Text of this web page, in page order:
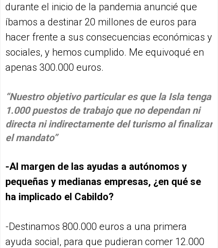
durante el inicio de la pandemia anuncié que
íbamos a destinar 20 millones de euros para
hacer frente a sus consecuencias económicas y
sociales, y hemos cumplido. Me equivoqué en
apenas 300.000 euros.
“Nuestro objetivo particular es que la Isla tenga
1.000 puestos de trabajo que no dependan ni
directa ni indirectamente del turismo al finalizar
el mandato”
-Al margen de las ayudas a autónomos y
pequeñas y medianas empresas, ¿en qué se
ha implicado el Cabildo?
-Destinamos 800.000 euros a una primera
ayuda social, para que pudieran comer 12.000